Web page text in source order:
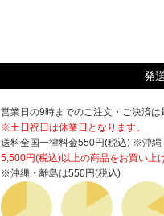
発
営業日の9時までのご注文・ご決済
※土日祝日は休業日となります。
送料全国一律料金550円(税込) ※沖縄
5,500円(税込)以上の商品をお買い上
※沖縄・離島は550円(税込)